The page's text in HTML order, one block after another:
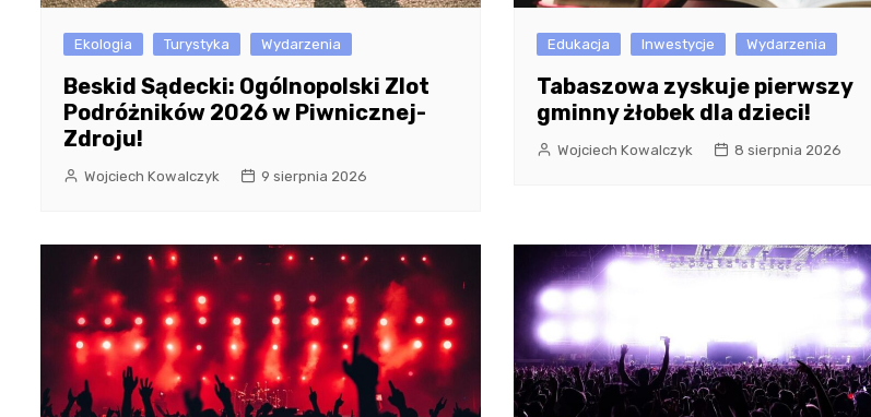
Ekologia Turystyka Wydarzenia
Beskid Sądecki: Ogólnopolski Zlot
Podróżników 2026 w Piwnicznej-
Zdroju!
Wojciech Kowalczyk 9 sierpnia 2026
Edukacja Inwestycje Wydarzenia
Tabaszowa zyskuje pierwszy
gminny żłobek dla dzieci!
Wojciech Kowalczyk 8 sierpnia 2026